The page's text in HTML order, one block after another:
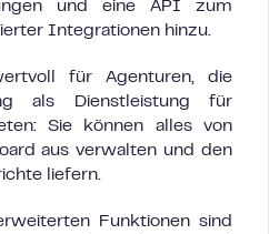
und eine API zum
Integrationen hinzu.
für Agenturen, die
als Dienstleistung für
Sie können alles von
aus verwalten und den
liefern.
Funktionen sind